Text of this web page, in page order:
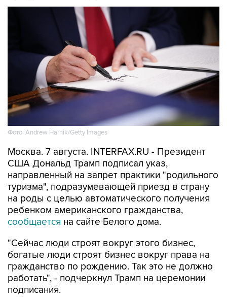
Фото: Andrew Harnik/Getty Images
Москва. 7 августа. INTERFAX.RU - Президент
США Дональд Трамп подписал указ,
направленный на запрет практики "родильного
туризма", подразумевающей приезд в страну
на роды с целью автоматического получения
ребенком американского гражданства,
сообщается на сайте Белого дома.
"Сейчас люди строят вокруг этого бизнес,
богатые люди строят бизнес вокруг права на
гражданство по рождению. Так это не должно
работать", - подчеркнул Трамп на церемонии
подписания.